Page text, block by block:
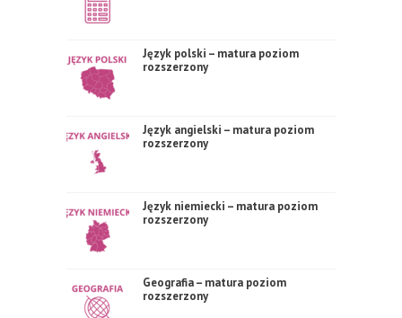
Język polski – matura poziom
rozszerzony
Język angielski – matura poziom
rozszerzony
Język niemiecki – matura poziom
rozszerzony
Geografia – matura poziom
rozszerzony